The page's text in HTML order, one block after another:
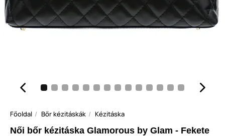
Főoldal Bőr kézitáskák Kézitáska
Női bőr kézitáska Glamorous by Glam - Fekete